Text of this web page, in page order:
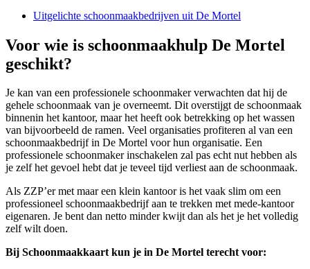
Uitgelichte schoonmaakbedrijven uit De Mortel
Voor wie is schoonmaakhulp De Mortel
geschikt?
Je kan van een professionele schoonmaker verwachten dat hij de
gehele schoonmaak van je overneemt. Dit overstijgt de schoonmaak
binnenin het kantoor, maar het heeft ook betrekking op het wassen
van bijvoorbeeld de ramen. Veel organisaties profiteren al van een
schoonmaakbedrijf in De Mortel voor hun organisatie. Een
professionele schoonmaker inschakelen zal pas echt nut hebben als
je zelf het gevoel hebt dat je teveel tijd verliest aan de schoonmaak.
Als ZZP’er met maar een klein kantoor is het vaak slim om een
professioneel schoonmaakbedrijf aan te trekken met mede-kantoor
eigenaren. Je bent dan netto minder kwijt dan als het je het volledig
zelf wilt doen.
Bij Schoonmaakkaart kun je in De Mortel terecht voor: